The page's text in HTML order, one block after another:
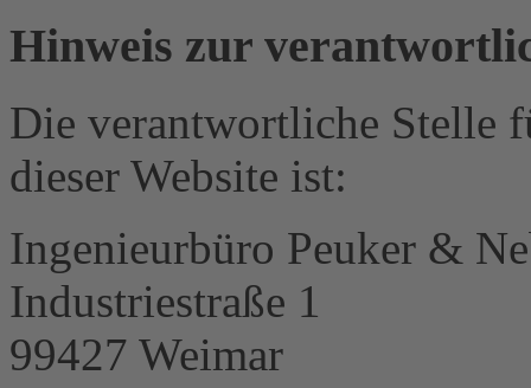
Hinweis zur
Die verantwortliche Stelle
dieser Website ist:
Ingenieurbüro Peuker &
Industriestraße 1
99427 Weimar